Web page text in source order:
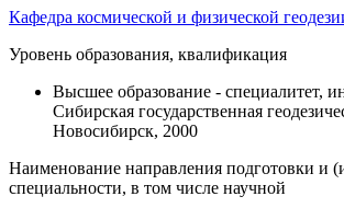
Кафедра космической и физической
Уровень образования, квалификация
Высшее образование - специалитет,
Сибирская государственная
Новосибирск, 2000
Наименование направления подготовки и
специальности, в том числе научной